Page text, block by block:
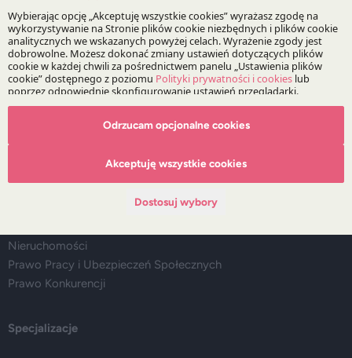
Media
Główne obszary doradztwa
Doradztwo Regulacyjne, Legislacja i Compliance
Infrastruktura i Energetyka
Rynki Kapitałowe i Instytucje Finansowe
Nieruchomości
Prawo Pracy i Ubezpieczeń Społecznych
Prawo Konkurencji
Specjalizacje
Odrzucam opcjonalne cookies
Akceptuję wszystkie cookies
Dostosuj wybory